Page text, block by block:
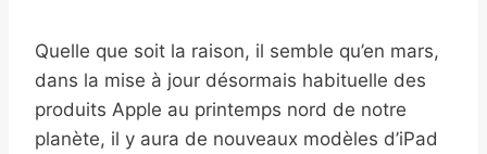
Quelle que soit la raison, il semble qu’en mars,
dans la mise à jour désormais habituelle des
produits Apple au printemps nord de notre
planète, il y aura de nouveaux modèles d’iPad